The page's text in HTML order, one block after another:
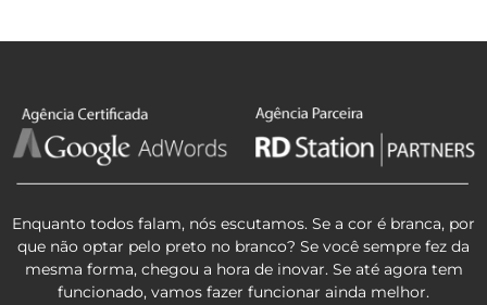
Enquanto todos falam, nós escutamos. Se a cor é branca, por
que não optar pelo preto no branco? Se você sempre fez da
mesma forma, chegou a hora de inovar. Se até agora tem
funcionado, vamos fazer funcionar ainda melhor.